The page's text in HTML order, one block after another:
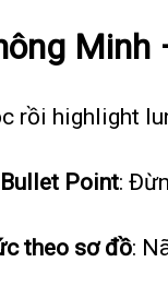
rồi highlight
Point:
theo sơ đồ: